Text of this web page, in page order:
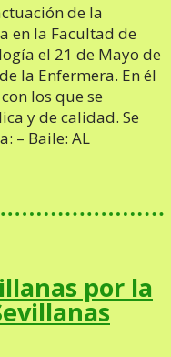
de la
en la Facultad de
el 21 de Mayo de
la Enfermera. En él
los que se
y de calidad. Se
– Baile: AL
por la